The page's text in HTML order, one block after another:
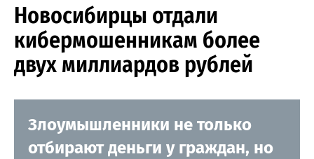
Новосибирцы отдали
кибермошенникам более
двух миллиардов рублей
Злоумышленники не только
отбирают деньги у граждан, но